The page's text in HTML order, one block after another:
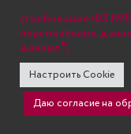
SECONDARY
MENU
© Государственное
высшего образования
экономический
(требование ФЗ
персональных
данных")
Настроить Cookie
Даю согласие на